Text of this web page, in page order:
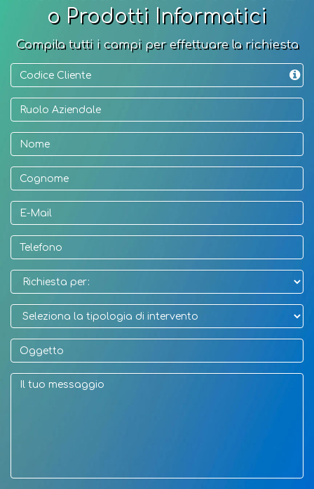
o Prodotti Informatici
Compila tutti i campi per effettuare la richiesta